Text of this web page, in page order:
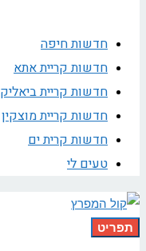
חדשות חיפה
חדשות קריית אתא
חדשות קריית ביאליק
חדשות קריית מוצקין
חדשות קרית ים
טעים לי
תפריט